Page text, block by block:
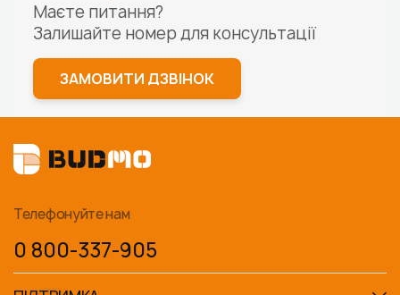
Маєте питання?
Залишайте номер для консультації
ЗАМОВИТИ ДЗВІНОК
Телефонуйте нам
0 800-337-905